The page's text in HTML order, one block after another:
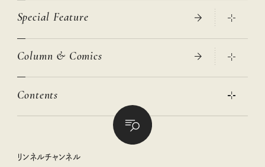
真夏のひんやりグッズ 2026
ニトリ・イケア・無印良品で賢くおしゃれなインテリア
絶品、お餅レシピ大集合！
世界のサンタさんに会って来た！
クラフトビール案内
Special Feature
2026年春夏 トレンドファッションニュース
女子旅おすすめスポット 暮らすように心地いいリンネル旅ガイ
幸せな老後のための リンネルマネー講座
私の住むまち、好きな場所。LOCAL LIFE REPORT
リンネル 暮らしの道具大賞
Column & Comics
ぐれいさん
明日もいい日になりますように
清水みさとの食いしんぼう寄り道サウナ
Contents
リンネルおしゃれファッションスナップ
リンネル暮らし部
リンネルチャンネル